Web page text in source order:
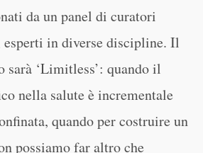
da un panel di curatori
in diverse discipline. Il
sarà ‘Limitless’: quando il
nella salute è incrementale
quando per costruire un
possiamo far altro che